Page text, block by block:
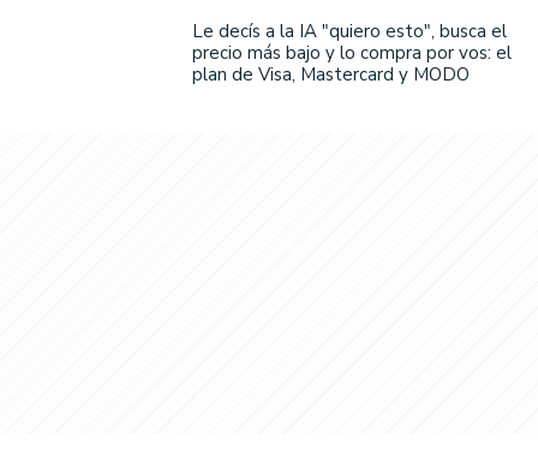
Le decís a la IA "quiero esto", busca el
precio más bajo y lo compra por vos: el
plan de Visa, Mastercard y MODO